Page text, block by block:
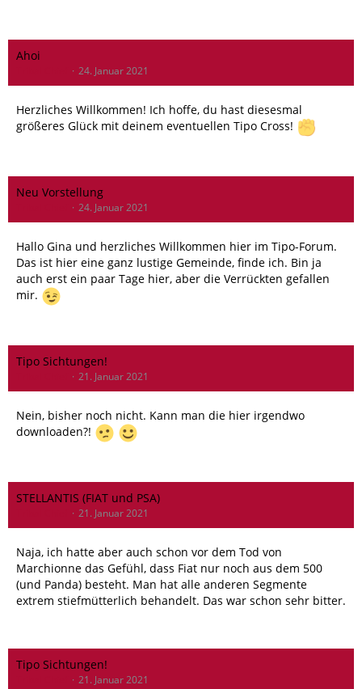
Ahoi
24. Januar 2021
Herzliches Willkommen! Ich hoffe, du hast diesesmal
größeres Glück mit deinem eventuellen Tipo Cross!
Neu Vorstellung
24. Januar 2021
Hallo Gina und herzliches Willkommen hier im Tipo-Forum.
Das ist hier eine ganz lustige Gemeinde, finde ich. Bin ja
auch erst ein paar Tage hier, aber die Verrückten gefallen
mir.
Tipo Sichtungen!
21. Januar 2021
Nein, bisher noch nicht. Kann man die hier irgendwo
downloaden?!
STELLANTIS (FIAT und PSA)
21. Januar 2021
Naja, ich hatte aber auch schon vor dem Tod von
Marchionne das Gefühl, dass Fiat nur noch aus dem 500
(und Panda) besteht. Man hat alle anderen Segmente
extrem stiefmütterlich behandelt. Das war schon sehr bitter.
Tipo Sichtungen!
21. Januar 2021